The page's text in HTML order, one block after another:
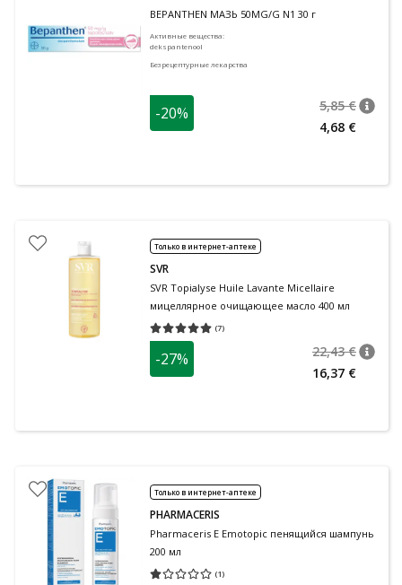
BEPANTHEN МАЗЬ 50MG/G N1 30 г
Активные вещества:
dekspantenool
Безрецептурные лекарства
-20% 5,85 €
4,68 €
Только в интернет-аптеке
SVR
SVR Topialyse Huile Lavante Micellaire
мицеллярное очищающее масло 400 мл
(7)
Средняя оценка 5.00
-27% 22,43 €
16,37 €
Только в интернет-аптеке
PHARMACERIS
Pharmaceris E Emotopic пенящийся шампунь
200 мл
(1)
Средняя оценка 1.00